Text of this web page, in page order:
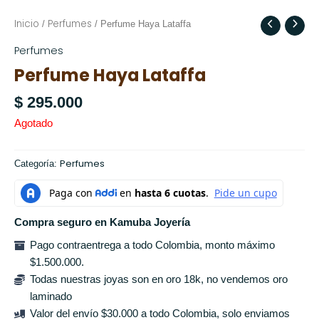
Inicio / Perfumes / Perfume Haya Lataffa
Perfumes
Perfume Haya Lataffa
$ 295.000
Agotado
Categoría: Perfumes
Compra seguro en Kamuba Joyería
Pago contraentrega a todo Colombia, monto máximo
$1.500.000.
Todas nuestras joyas son en oro 18k, no vendemos oro
laminado
Valor del envío $30.000 a todo Colombia, solo enviamos